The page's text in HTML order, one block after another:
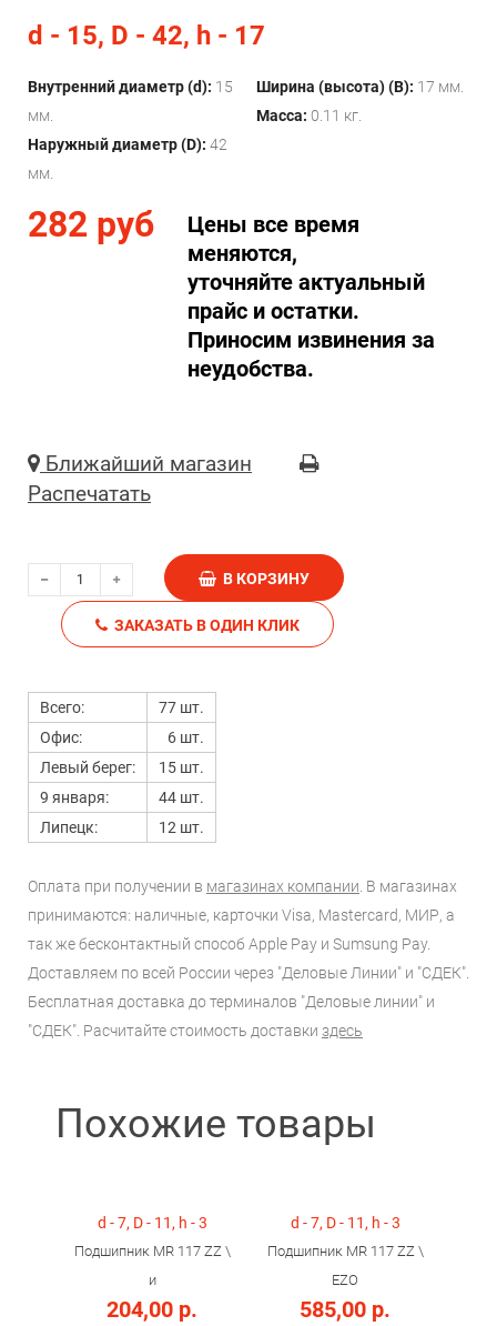
d - 15, D - 42, h - 17
Внутренний диаметр (d): 15
мм.
Наружный диаметр (D): 42
мм.
Ширина (высота) (B): 17 мм.
Масса: 0.11 кг.
282 руб
Цены все время
меняются,
уточняйте актуальный
прайс и остатки.
Приносим извинения за
неудобства.
Ближайший магазин
Распечатать
В КОРЗИНУ
ЗАКАЗАТЬ В ОДИН КЛИК
Всего:
77 шт.
Офис:
6 шт.
Левый берег:
15 шт.
9 января:
44 шт.
Липецк:
12 шт.
Оплата при получении в магазинах компании . В магазинах
принимаются: наличные, карточки Visa, Mastercard, МИР, а
так же бесконтактный способ Apple Pay и Sumsung Pay.
Доставляем по всей России через "Деловые Линии" и "СДЕК".
Бесплатная доставка до терминалов "Деловые линии" и
"СДЕК". Расчитайте стоимость доставки здесь
Похожие товары
d - 7, D - 11, h - 3
Подшипник MR 117 ZZ \
и
204,00 р.
d - 7, D - 11, h - 3
Подшипник MR 117 ZZ \
EZO
585,00 р.